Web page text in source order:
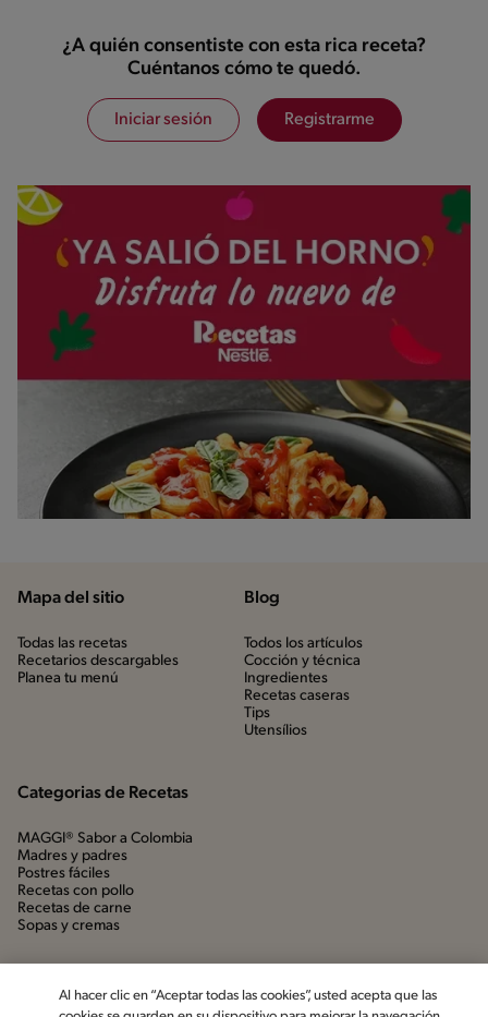
¿A quién consentiste con esta rica receta?
Cuéntanos cómo te quedó.
Iniciar sesión Registrarme
Mapa del sitio
Todas las recetas
Recetarios descargables
Planea tu menú
Blog
Todos los artículos
Cocción y técnica
Ingredientes
Recetas caseras
Tips
Utensílios
Categorias de Recetas
MAGGI® Sabor a Colombia
Madres y padres
Postres fáciles
Recetas con pollo
Recetas de carne
Sopas y cremas
Al hacer clic en “Aceptar todas las cookies”, usted acepta que las